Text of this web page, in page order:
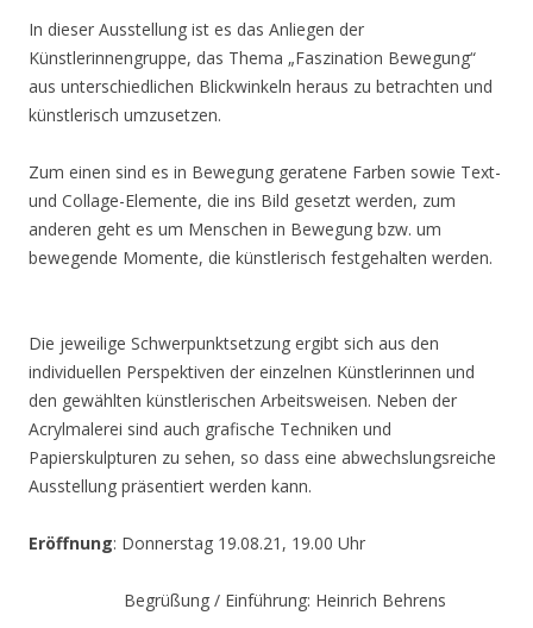
In dieser Ausstellung ist es das Anliegen der
Künstlerinnengruppe, das Thema „Faszination Bewegung“
aus unterschiedlichen Blickwinkeln heraus zu betrachten und
künstlerisch umzusetzen.
Zum einen sind es in Bewegung geratene Farben sowie Text-
und Collage-Elemente, die ins Bild gesetzt werden, zum
anderen geht es um Menschen in Bewegung bzw. um
bewegende Momente, die künstlerisch festgehalten werden.
Die jeweilige Schwerpunktsetzung ergibt sich aus den
individuellen Perspektiven der einzelnen Künstlerinnen und
den gewählten künstlerischen Arbeitsweisen. Neben der
Acrylmalerei sind auch grafische Techniken und
Papierskulpturen zu sehen, so dass eine abwechslungsreiche
Ausstellung präsentiert werden kann.
Eröffnung: Donnerstag 19.08.21, 19.00 Uhr
Begrüßung / Einführung: Heinrich Behrens